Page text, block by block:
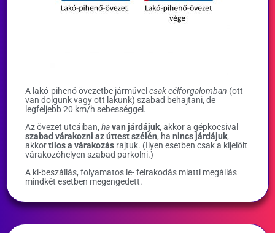
A lakó-pihenő övezetbe járművel csak célforgalomban (ott
van dolgunk vagy ott lakunk) szabad behajtani, de
legfeljebb 20 km/h sebességgel.
Az övezet utcáiban, havan járdájuk, akkor a gépkocsival
szabad várakozni az úttest szélén, ha nincs járdájuk,
akkortilos a várakozás rajtuk. (Ilyen esetben csak a kijelölt
várakozóhelyen szabad parkolni.)
A ki-beszállás, folyamatos le- felrakodás miatti megállás
mindkét esetben megengedett.